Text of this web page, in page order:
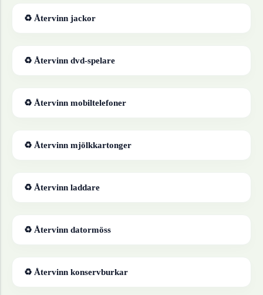
♻ Återvinn jackor
♻ Återvinn dvd-spelare
♻ Återvinn mobiltelefoner
♻ Återvinn mjölkkartonger
♻ Återvinn laddare
♻ Återvinn datormöss
♻ Återvinn konservburkar